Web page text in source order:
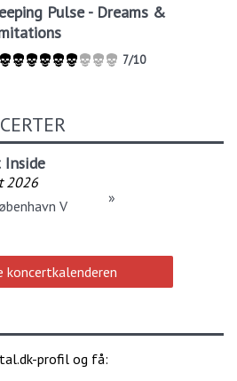
Pulse - Dreams &
7/10
Inside
2026
V
»
koncertkalenderen
profil og få: